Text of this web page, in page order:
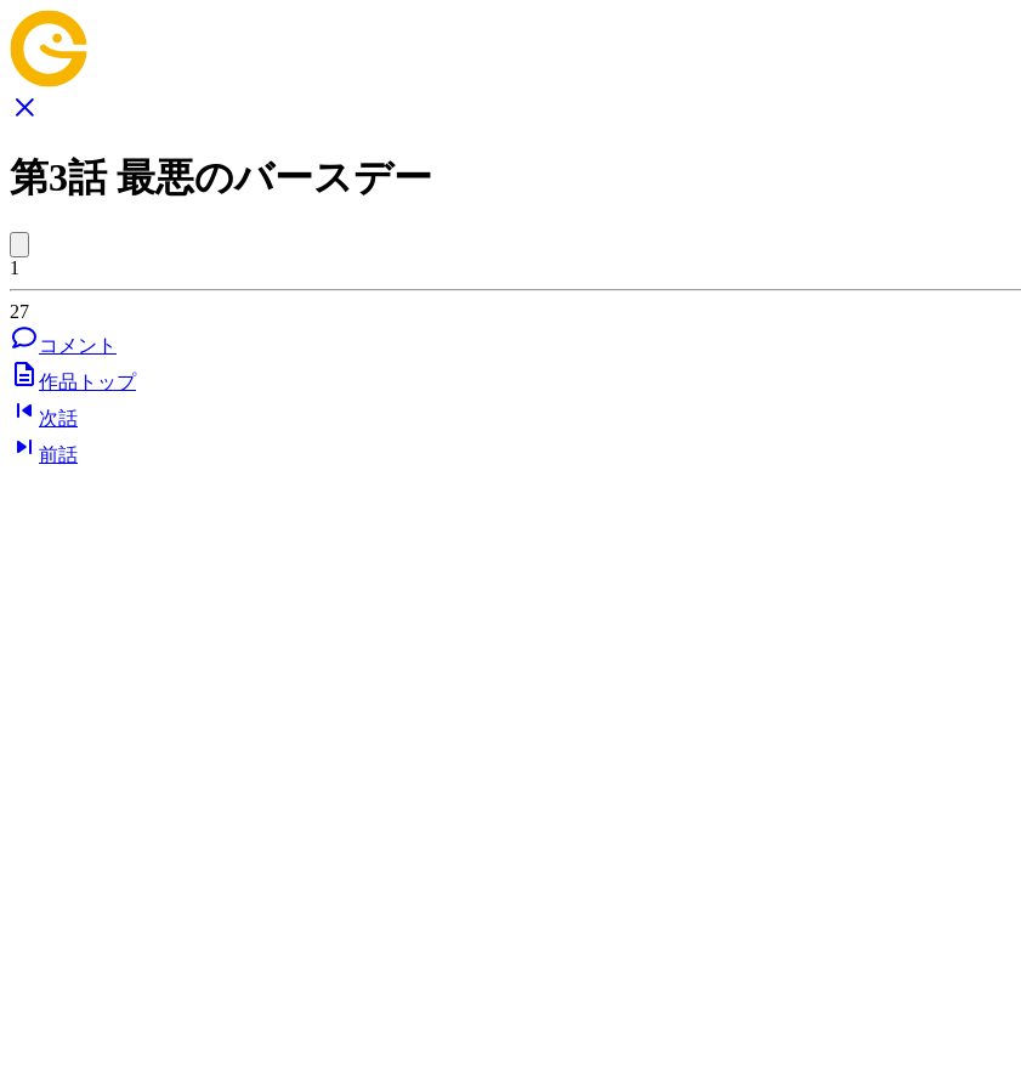
第3話 最悪のバースデー
1
27
コメント
作品トップ
次話
前話